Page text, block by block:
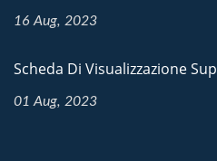
16 Aug, 2023
Scheda Di Visualizzazione
01 Aug, 2023